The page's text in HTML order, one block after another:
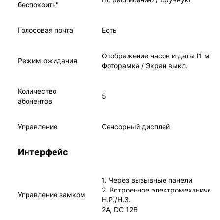
беспокоить"
Голосовая почта Есть
Режим ожидания
Отображение часов и даты (1
Фоторамка / Экран выкл.
Количество
абонентов
5
Управление Сенсорный дисплей
Интерфейс
Управление замком
1. Через вызывные панели
2. Встроенное
Н.Р./Н.З.
2A, DC 12В